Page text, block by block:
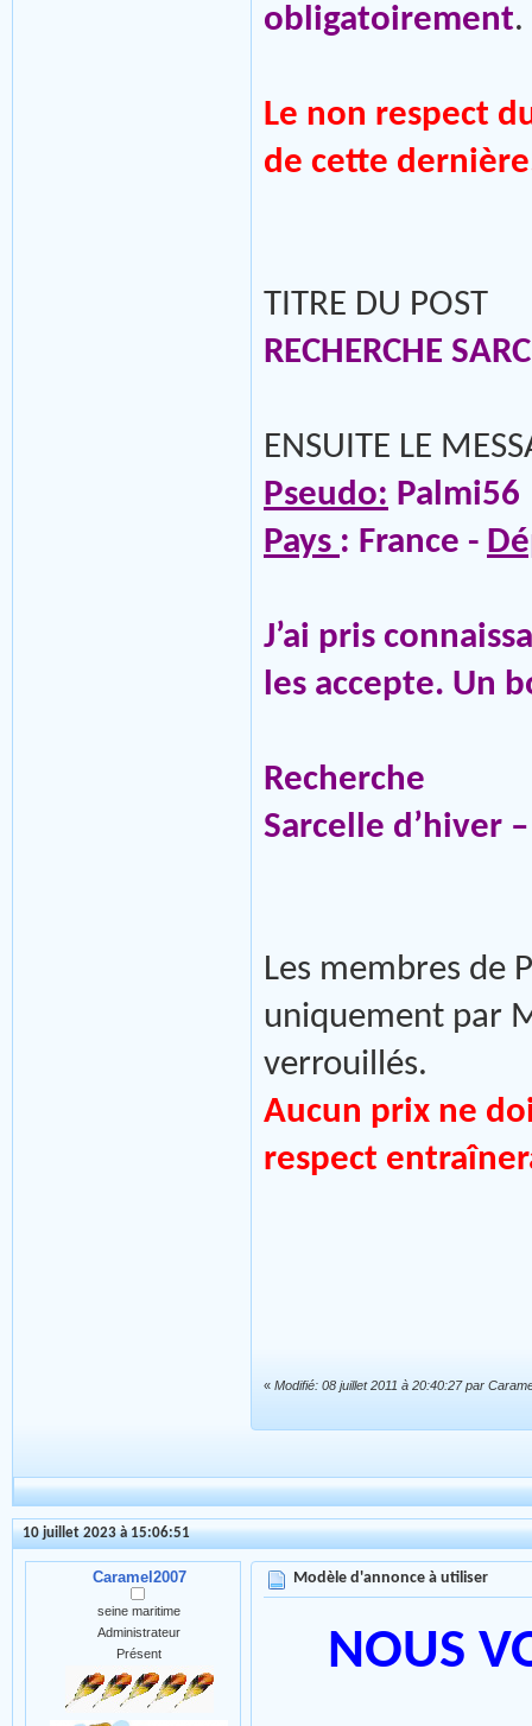
obligatoirement.
Le non respect
de cette
TITRE DU POST
RECHERCHE
ENSUITE LE
Pseudo: Palmi56
Pays : France -
J’ai pris
les accepte. Un
Recherche
Sarcelle d’hiver
Les membres de
uniquement par
verrouillés.
Aucun prix ne
respect
« Modifié: 08 juillet 2011 à 20:40:27 par
10 juillet 2023 à 15:06:51
Caramel2007
seine maritime
Administrateur
Présent
Modèle d'annonce à utiliser
NOUS